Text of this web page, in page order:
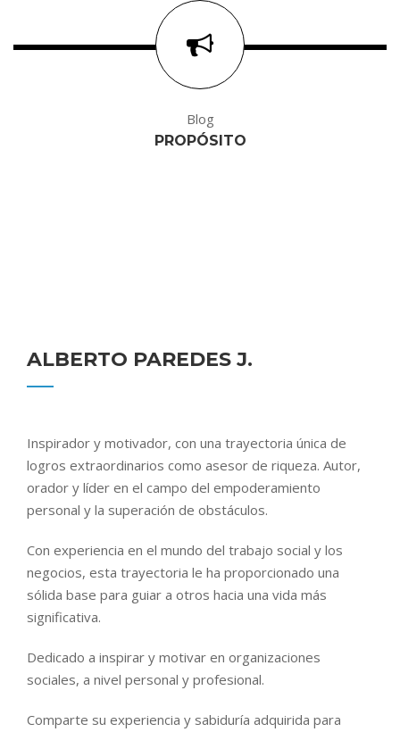
Blog
PROPÓSITO
ALBERTO PAREDES J.
Inspirador y motivador, con una trayectoria única de
logros extraordinarios como asesor de riqueza. Autor,
orador y líder en el campo del empoderamiento
personal y la superación de obstáculos.
Con experiencia en el mundo del trabajo social y los
negocios, esta trayectoria le ha proporcionado una
sólida base para guiar a otros hacia una vida más
significativa.
Dedicado a inspirar y motivar en organizaciones
sociales, a nivel personal y profesional.
Comparte su experiencia y sabiduría adquirida para